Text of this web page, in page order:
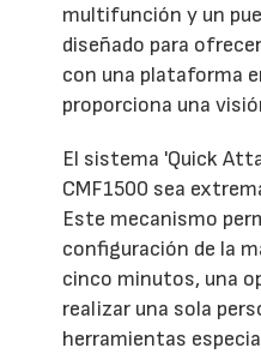
multifunción y un
diseñado para
con una plataforma
proporciona una
El sistema 'Quick
CMF1500 sea
Este mecanismo
configuración de la
cinco minutos, una
realizar una sola
herramientas